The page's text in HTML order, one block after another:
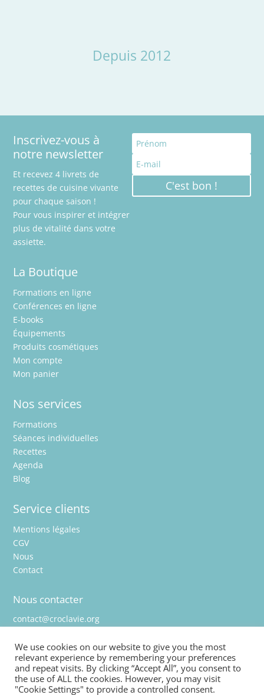
Depuis 2012
Inscrivez-vous à
notre newsletter
Et recevez 4 livrets de
recettes de cuisine vivante
pour chaque saison !
Pour vous inspirer et intégrer
plus de vitalité dans votre
assiette.
C'est bon !
La Boutique
Formations en ligne
Conférences en ligne
E-books
Équipements
Produits cosmétiques
Mon compte
Mon panier
Nos services
Formations
Séances individuelles
Recettes
Agenda
Blog
Service clients
Mentions légales
CGV
Nous
Contact
Nous contacter
contact@croclavie.org
Rejoignez-nous !
We use cookies on our website to give you the most
relevant experience by remembering your preferences
and repeat visits. By clicking “Accept All”, you consent to
the use of ALL the cookies. However, you may visit
"Cookie Settings" to provide a controlled consent.